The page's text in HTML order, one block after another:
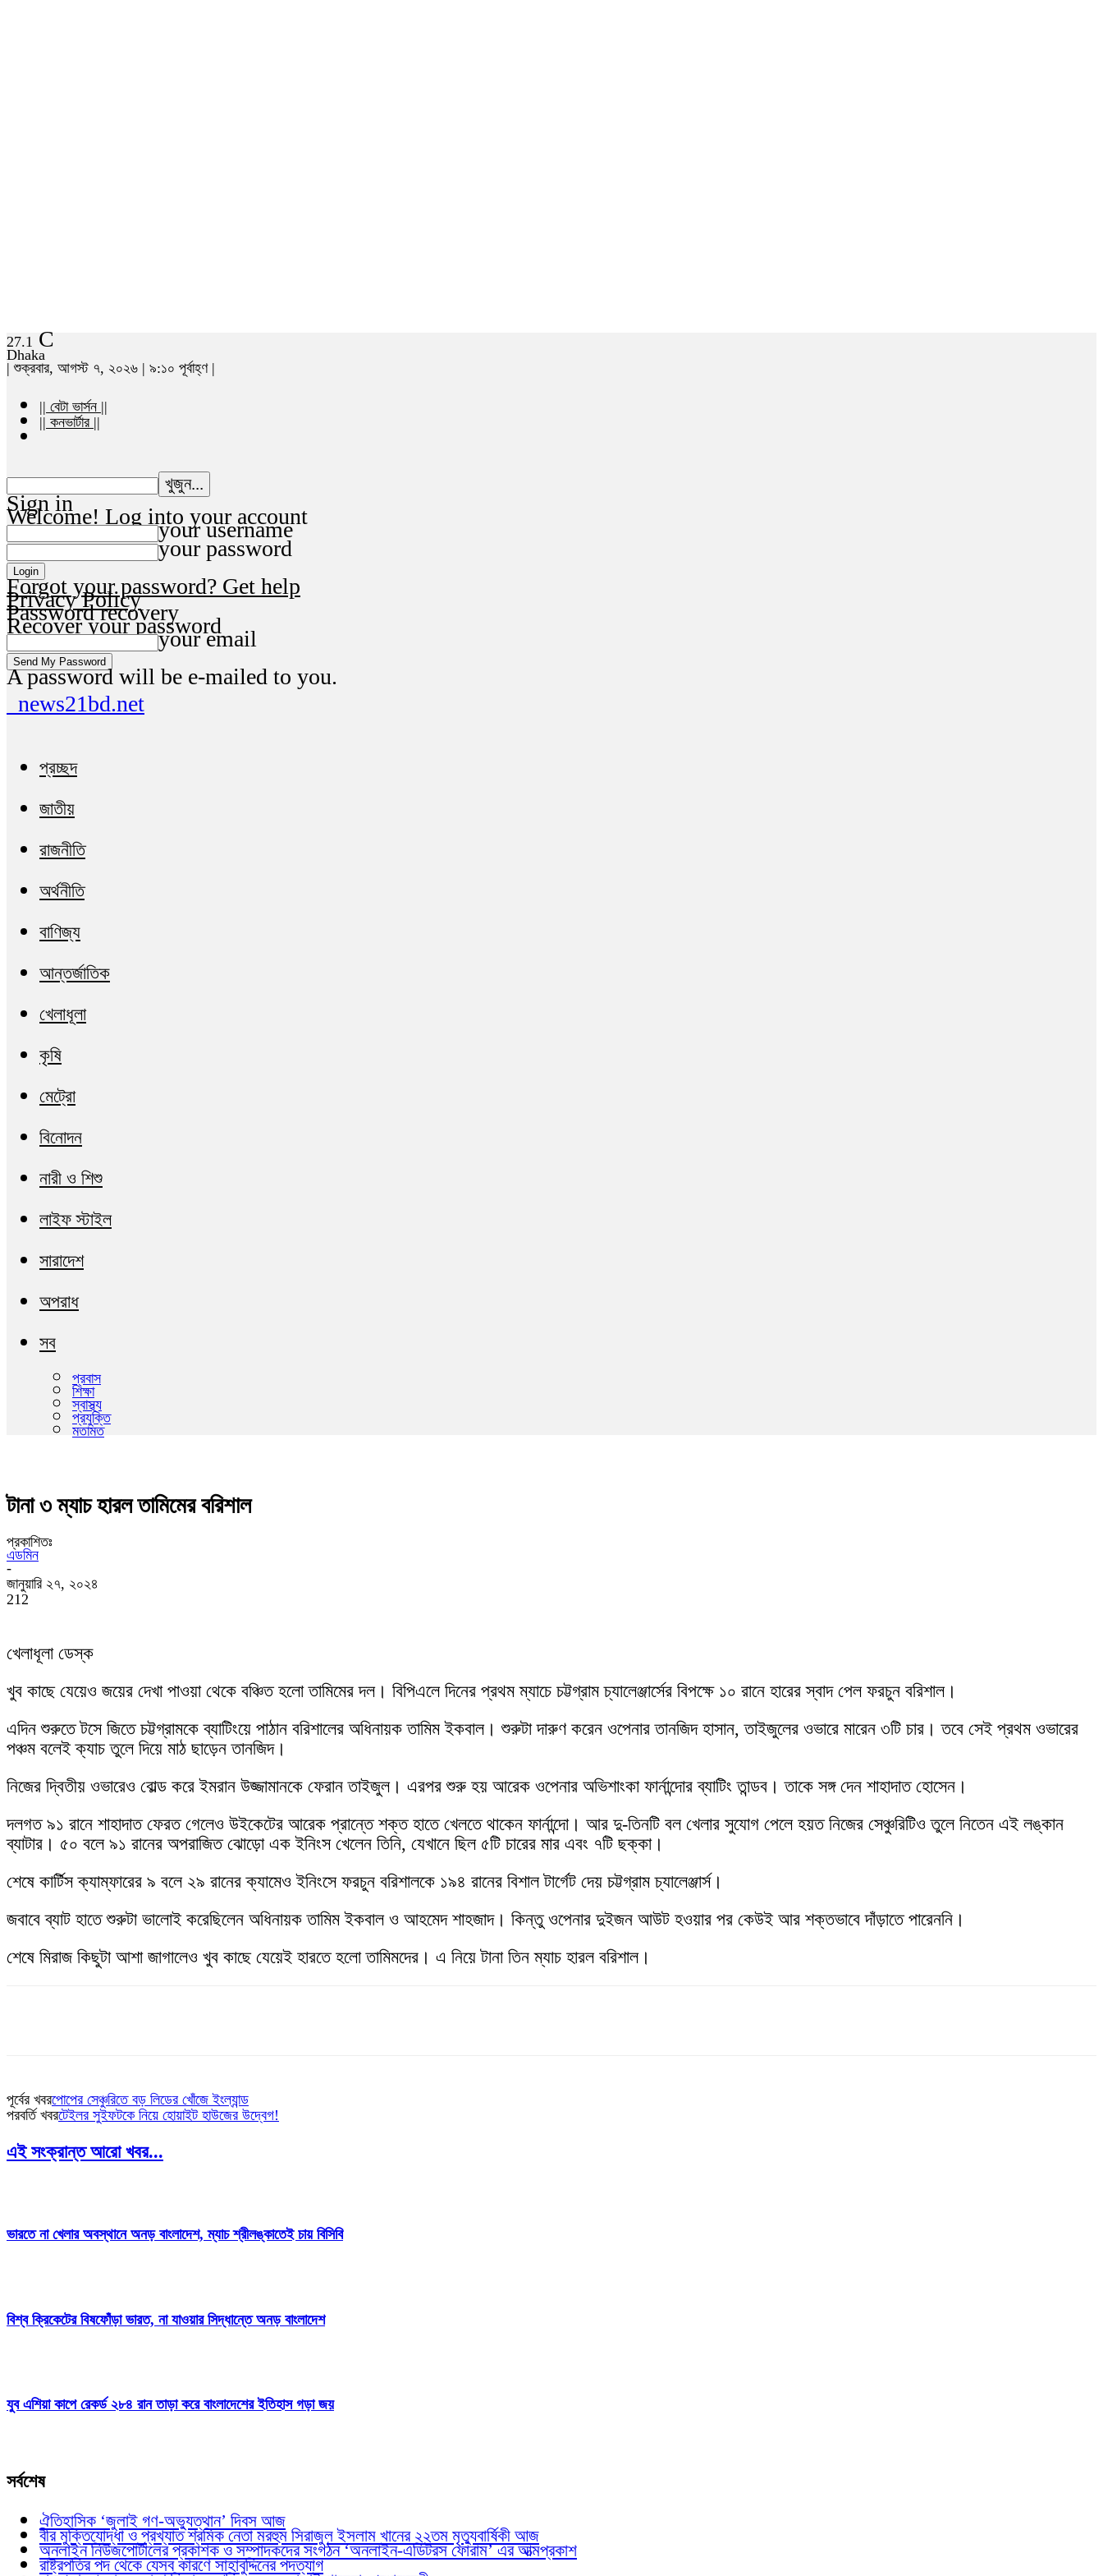
27.1 C
Dhaka
| শুক্রবার, আগস্ট ৭, ২০২৬ | ৯:১০ পূর্বাহ্ণ |
|| বেটা ভার্সন ||
|| কনভার্টার ||
Sign in
Welcome! Log into your account
your username
your password
Forgot your password? Get help
Privacy Policy
Password recovery
Recover your password
your email
A password will be e-mailed to you.
news21bd.net
প্রচ্ছদ
জাতীয়
রাজনীতি
অর্থনীতি
বাণিজ্য
আন্তর্জাতিক
খেলাধূলা
কৃষি
মেট্রো
বিনোদন
নারী ও শিশু
লাইফ স্টাইল
সারাদেশ
অপরাধ
সব
প্রবাস
শিক্ষা
স্বাস্থ্য
প্রযুক্তি
মতামত
টানা ৩ ম্যাচ হারল তামিমের বরিশাল
প্রকাশিতঃ
এডমিন
-
জানুয়ারি ২৭, ২০২৪
212
খেলাধূলা ডেস্ক
খুব কাছে যেয়েও জয়ের দেখা পাওয়া থেকে বঞ্চিত হলো তামিমের দল। বিপিএলে দিনের প্রথম ম্যাচে চট্টগ্রাম চ্যালেঞ্জার্সের বিপক্ষে ১০ রানে হারের স্বাদ পেল ফরচুন বরিশাল।
এদিন শুরুতে টসে জিতে চট্টগ্রামকে ব্যাটিংয়ে পাঠান বরিশালের অধিনায়ক তামিম ইকবাল। শুরুটা দারুণ করেন ওপেনার তানজিদ হাসান, তাইজুলের ওভারে মারেন ৩টি চার। তবে সেই প্রথম ওভারের
পঞ্চম বলেই ক্যাচ তুলে দিয়ে মাঠ ছাড়েন তানজিদ।
নিজের দ্বিতীয় ওভারেও বোল্ড করে ইমরান উজ্জামানকে ফেরান তাইজুল। এরপর শুরু হয় আরেক ওপেনার অভিশাংকা ফার্নান্দোর ব্যাটিং তান্ডব। তাকে সঙ্গ দেন শাহাদাত হোসেন।
দলগত ৯১ রানে শাহাদাত ফেরত গেলেও উইকেটের আরেক প্রান্তে শক্ত হাতে খেলতে থাকেন ফার্নান্দো। আর দু-তিনটি বল খেলার সুযোগ পেলে হয়ত নিজের সেঞ্চুরিটিও তুলে নিতেন এই লঙ্কান
ব্যাটার। ৫০ বলে ৯১ রানের অপরাজিত ঝোড়ো এক ইনিংস খেলেন তিনি, যেখানে ছিল ৫টি চারের মার এবং ৭টি ছক্কা।
শেষে কার্টিস ক্যাম্ফারের ৯ বলে ২৯ রানের ক্যামেও ইনিংসে ফরচুন বরিশালকে ১৯৪ রানের বিশাল টার্গেট দেয় চট্টগ্রাম চ্যালেঞ্জার্স।
জবাবে ব্যাট হাতে শুরুটা ভালোই করেছিলেন অধিনায়ক তামিম ইকবাল ও আহমেদ শাহজাদ। কিন্তু ওপেনার দুইজন আউট হওয়ার পর কেউই আর শক্তভাবে দাঁড়াতে পারেননি।
শেষে মিরাজ কিছুটা আশা জাগালেও খুব কাছে যেয়েই হারতে হলো তামিমদের। এ নিয়ে টানা তিন ম্যাচ হারল বরিশাল।
পূর্বের খবরপোপের সেঞ্চুরিতে বড় লিডের খোঁজে ইংল্যান্ড
পরবর্তি খবরটেইলর সুইফটকে নিয়ে হোয়াইট হাউজের উদ্বেগ!
এই সংক্রান্ত আরো খবর...
ভারতে না খেলার অবস্থানে অনড় বাংলাদেশ, ম্যাচ শ্রীলঙ্কাতেই চায় বিসিবি
বিশ্ব ক্রিকেটের বিষফোঁড়া ভারত, না যাওয়ার সিদ্ধান্তে অনড় বাংলাদেশ
যুব এশিয়া কাপে রেকর্ড ২৮৪ রান তাড়া করে বাংলাদেশের ইতিহাস গড়া জয়
সর্বশেষ
ঐতিহাসিক ‘জুলাই গণ-অভ্যুত্থান’ দিবস আজ
বীর মুক্তিযোদ্ধা ও প্রখ্যাত শ্রমিক নেতা মরহুম সিরাজুল ইসলাম খানের ২২তম মৃত্যুবার্ষিকী আজ
অনলাইন নিউজপোর্টালের প্রকাশক ও সম্পাদকদের সংগঠন ‘অনলাইন-এডিটরস ফোরাম’ এর আত্মপ্রকাশ
রাষ্ট্রপতির পদ থেকে যেসব কারণে সাহাবুদ্দিনের পদত্যাগ